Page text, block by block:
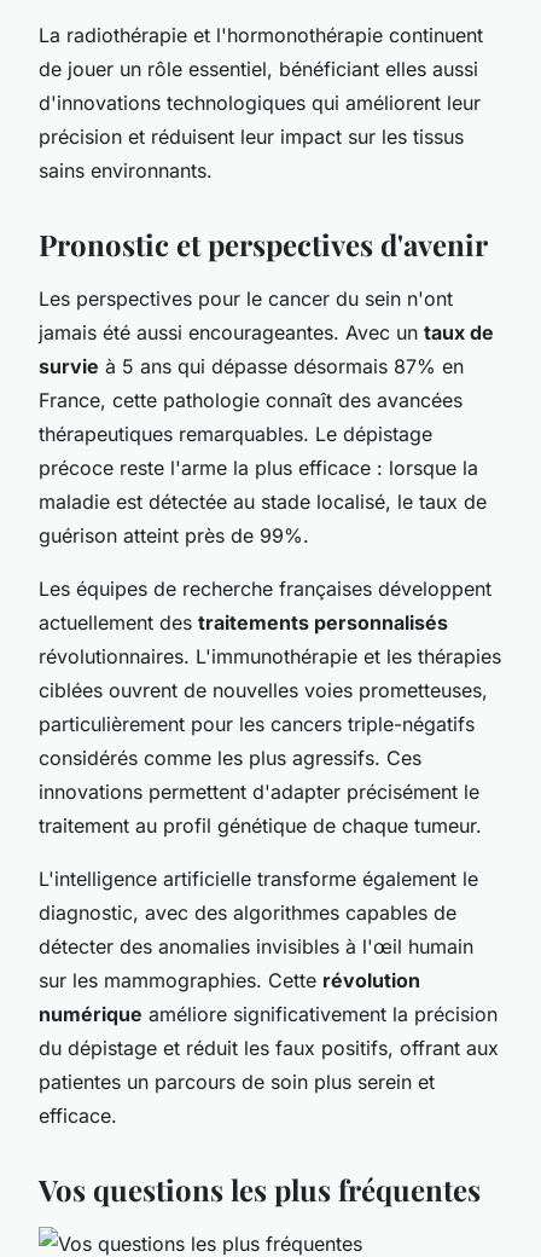
La radiothérapie et l'hormonothérapie continuent
de jouer un rôle essentiel, bénéficiant elles aussi
d'innovations technologiques qui améliorent leur
précision et réduisent leur impact sur les tissus
sains environnants.
Pronostic et perspectives d'avenir
Les perspectives pour le cancer du sein n'ont
jamais été aussi encourageantes. Avec un taux de
survie à 5 ans qui dépasse désormais 87% en
France, cette pathologie connaît des avancées
thérapeutiques remarquables. Le dépistage
précoce reste l'arme la plus efficace : lorsque la
maladie est détectée au stade localisé, le taux de
guérison atteint près de 99%.
Les équipes de recherche françaises développent
actuellement des traitements personnalisés
révolutionnaires. L'immunothérapie et les thérapies
ciblées ouvrent de nouvelles voies prometteuses,
particulièrement pour les cancers triple-négatifs
considérés comme les plus agressifs. Ces
innovations permettent d'adapter précisément le
traitement au profil génétique de chaque tumeur.
L'intelligence artificielle transforme également le
diagnostic, avec des algorithmes capables de
détecter des anomalies invisibles à l'œil humain
sur les mammographies. Cette révolution
numérique améliore significativement la précision
du dépistage et réduit les faux positifs, offrant aux
patientes un parcours de soin plus serein et
efficace.
Vos questions les plus fréquentes